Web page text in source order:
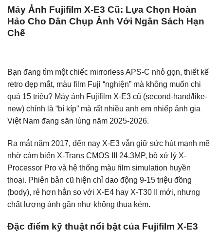
13.490.000 ₫.
Máy Ảnh Fujifilm X-E3 Cũ: Lựa Chọn Hoàn
Hảo Cho Dân Chụp Ảnh Với Ngân Sách Hạn
Chế
Bạn đang tìm một chiếc mirrorless APS-C nhỏ gọn, thiết kế
retro đẹp mắt, màu film Fuji “nghiện” mà không muốn chi
quá 15 triệu? Máy ảnh Fujifilm X-E3 cũ (second-hand/like-
new) chính là “bí kíp” mà rất nhiều anh em nhiếp ảnh gia
Việt Nam đang săn lùng năm 2025-2026.
Ra mắt năm 2017, đến nay X-E3 vẫn giữ sức hút mạnh mẽ
nhờ cảm biến X-Trans CMOS III 24.3MP, bộ xử lý X-
Processor Pro và hệ thống màu film simulation huyền
thoại. Phiên bản cũ hiện chỉ dao động 9-15 triệu đồng
(body), rẻ hơn hẳn so với X-E4 hay X-T30 II mới, nhưng
chất lượng ảnh gần như không thua kém.
Đặc điểm kỹ thuật nổi bật của Fujifilm X-E3